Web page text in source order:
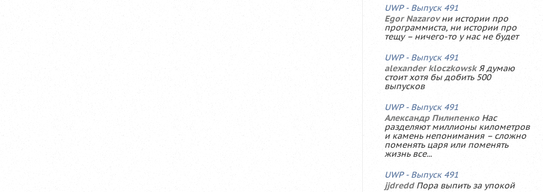
UWP - Выпуск 491
Egor Nazarov ни истории про
программиста, ни истории про
тещу – ничего-то у нас не будет
UWP - Выпуск 491
alexander kloczkowsk Я думаю
стоит хотя бы добить 500
выпусков
UWP - Выпуск 491
Александр Пилипенко Нас
разделяют миллионы километров
и камень непонимания – сложно
поменять царя или поменять
жизнь все...
UWP - Выпуск 491
jjdredd Пора выпить за упокой